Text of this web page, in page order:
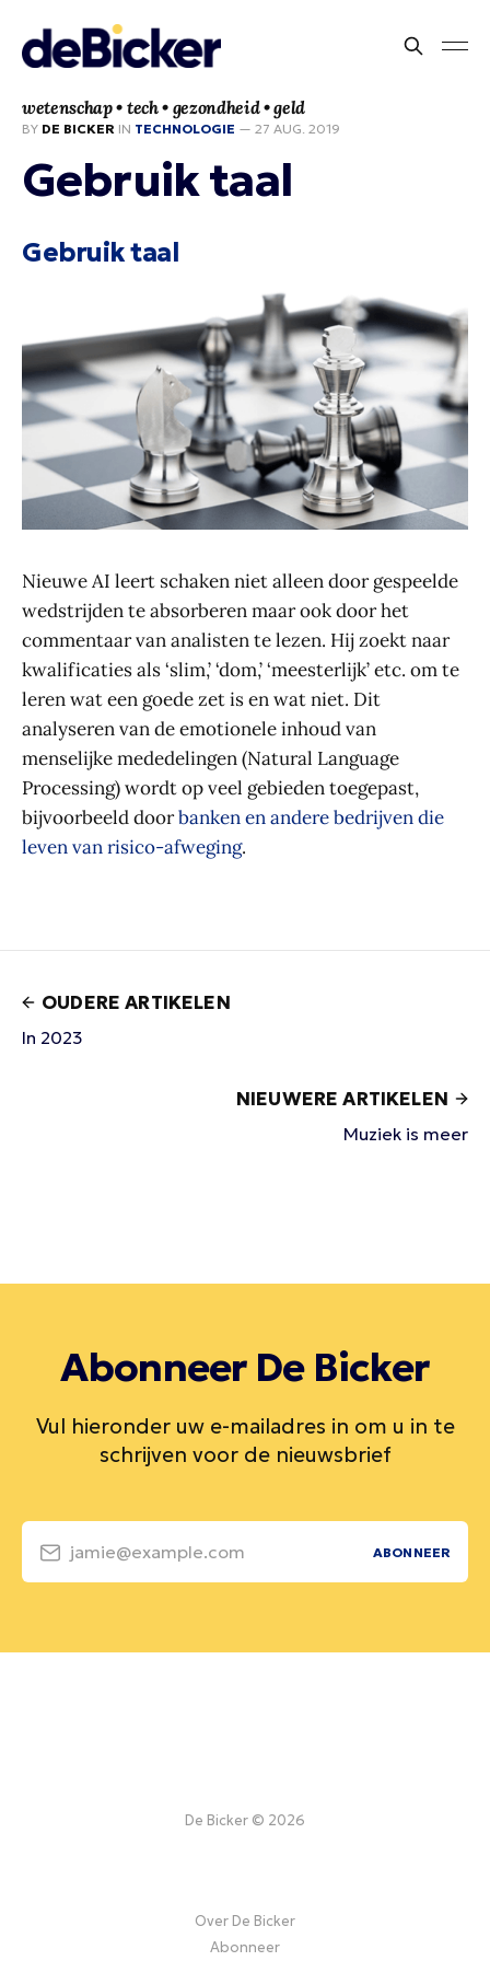
wetenschap • tech • gezondheid • geld
BY DE BICKER IN TECHNOLOGIE — 27 AUG. 2019
Gebruik taal
Gebruik taal
Nieuwe AI leert schaken niet alleen door gespeelde
wedstrijden te absorberen maar ook door het
commentaar van analisten te lezen. Hij zoekt naar
kwalificaties als ‘slim,’ ‘dom,’ ‘meesterlijk’ etc. om te
leren wat een goede zet is en wat niet. Dit
analyseren van de emotionele inhoud van
menselijke mededelingen (Natural Language
Processing) wordt op veel gebieden toegepast,
bijvoorbeeld doorbanken en andere bedrijven die
leven van risico-afweging.
OUDERE ARTIKELEN
In 2023
NIEUWERE ARTIKELEN
Muziek is meer
Abonneer De Bicker
Vul hieronder uw e-mailadres in om u in te
schrijven voor de nieuwsbrief
jamie@example.com ABONNEER
De Bicker © 2026
Over De Bicker
Abonneer